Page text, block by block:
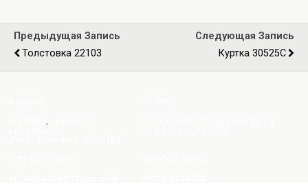
Предыдущая Запись
Толстовка 22103
Следующая Запись
Куртка 30525C
,